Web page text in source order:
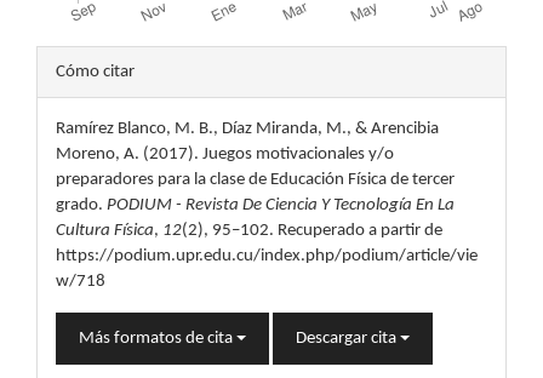
Detalles
del
artículo
Cómo citar
Ramírez Blanco, M. B., Díaz Miranda, M., & Arencibia
Moreno, A. (2017). Juegos motivacionales y/o
preparadores para la clase de Educación Física de tercer
grado. PODIUM - Revista De Ciencia Y Tecnología En La
Cultura Física, 12(2), 95–102. Recuperado a partir de
https://podium.upr.edu.cu/index.php/podium/article/vie
w/718
Más formatos de cita Descargar cita